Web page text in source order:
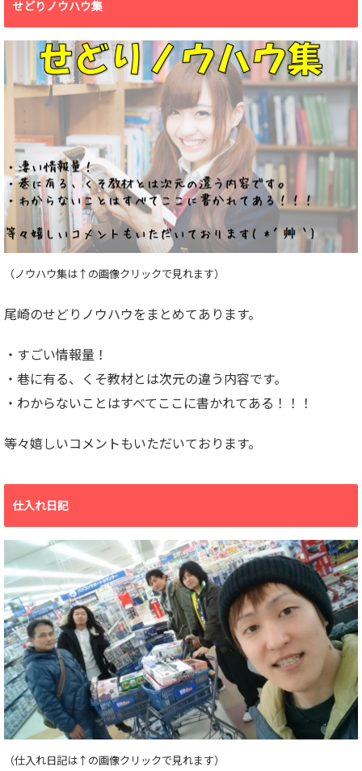
せどりノウハウ集
（ノウハウ集は↑の画像クリックで見れます）
尾崎のせどりノウハウをまとめてあります。
・すごい情報量！
・巷に有る、くそ教材とは次元の違う内容です。
・わからないことはすべてここに書かれてある！！！
等々嬉しいコメントもいただいております。
仕入れ日記
（仕入れ日記は↑の画像クリックで見れます）